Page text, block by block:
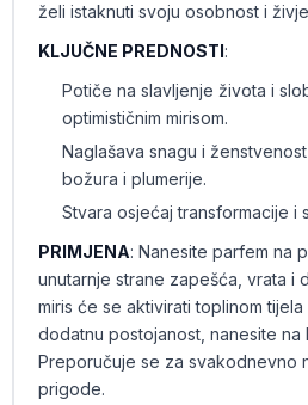
želi istaknuti svoju osobnost i
KLJUČNE PREDNOSTI:
Potiče na slavljenje života i
optimističnim mirisom.
Naglašava snagu i
božura i plumerije.
Stvara osjećaj transformacije i
PRIMJENA: Nanesite parfem na
unutarnje strane zapešća, vrata i
miris će se aktivirati toplinom tijela
dodatnu postojanost, nanesite na
Preporučuje se za svakodnevno
prigode.